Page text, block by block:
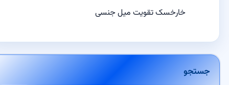
خارخسک تقویت میل جنسی
جستجو